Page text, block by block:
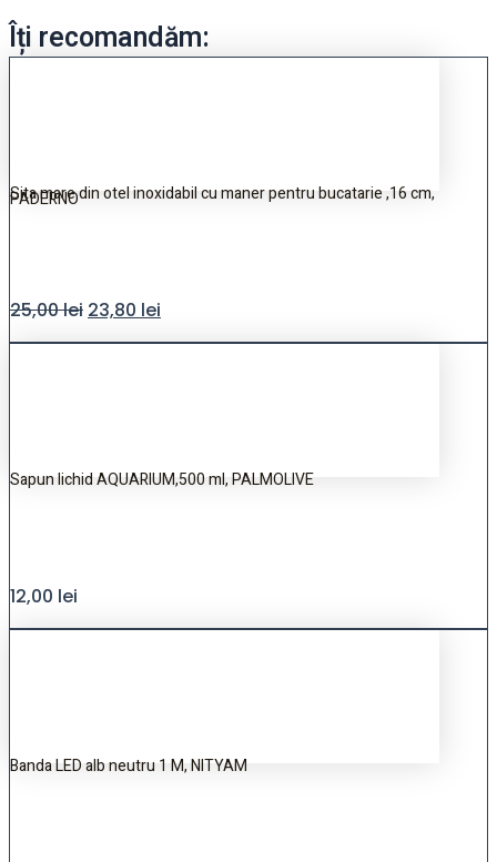
Îți recomandăm:
Sita mare din otel inoxidabil cu maner pentru bucatarie ,16 cm,
PADERNO
25,00lei 23,80 lei
Sapun lichid AQUARIUM,500 ml, PALMOLIVE
12,00 lei
Banda LED alb neutru 1 M, NITYAM